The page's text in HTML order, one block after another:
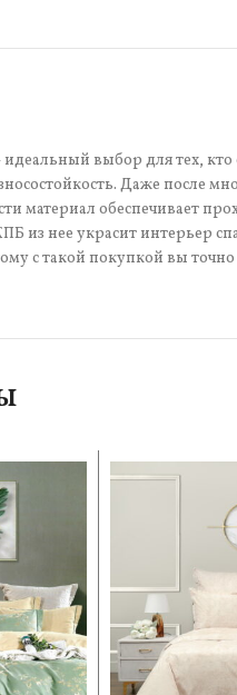
выбор для тех, кто
Даже после
материал обеспечивает
из нее украсит интерьер
с такой покупкой вы